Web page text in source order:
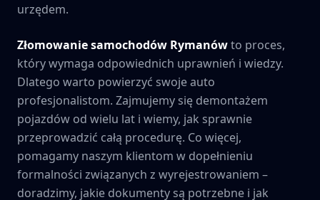
urzędem.
Złomowanie samochodów Rymanówto proces,
który wymaga odpowiednich uprawnień i wiedzy.
Dlatego warto powierzyć swoje auto
profesjonalistom. Zajmujemy się demontażem
pojazdów od wielu lat i wiemy, jak sprawnie
przeprowadzić całą procedurę. Co więcej,
pomagamy naszym klientom w dopełnieniu
formalności związanych z wyrejestrowaniem –
doradzimy, jakie dokumenty są potrzebne i jak